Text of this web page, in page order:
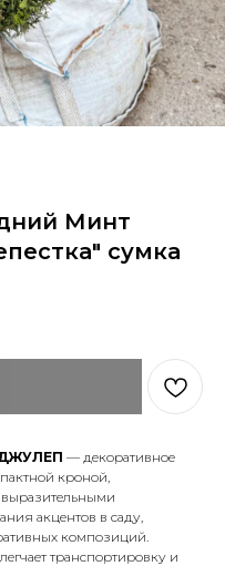
Минт
сумка
— декоративное
кроной,
акцентов в саду,
композиций.
транспортировку и